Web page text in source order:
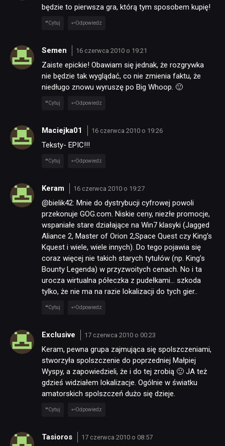
będzie to pierwsza gra, którą tym sposobem kupię!
Cytuj Odpowiedz
Semen 16 czerwca 2010 o 19:21
Zaiste epickie! Obawiam się jednak, że rozgrywka
nie będzie tak wyglądać, co nie zmienia faktu, że
niedługo znowu wyruszę po Big Whoop. 🙂
Cytuj Odpowiedz
Maciejka01 16 czerwca 2010 o 19:26
Teksty- EPIC!!!
Cytuj Odpowiedz
Keram 16 czerwca 2010 o 19:27
@bielik42: Mnie do dystrybucji cyfrowej powoli
przekonuje GOG.com. Niskie ceny, niezłe promocje,
wspaniałe stare działające na Win7 klasyki (Jagged
Aliance 2, Master of Orion 2,Space Quest czy King’s
Kquest i wiele, wiele innych). Do tego pojawia się
coraz więcej nie takich starych tytułów (np. King’s
Bounty Legenda) w przyzwoitych cenach. No i ta
urocza wirtualna półeczka z pudełkami… szkoda
tylko, że nie ma na razie lokalizacji do tych gier..
Cytuj Odpowiedz
Exclusive 17 czerwca 2010 o 00:23
Keram, pewna grupa zajmująca się spolszczeniami,
stworzyła spolszczenie do poprzedniej Małpiej
Wyspy, a zapowiedzieli, że i do tej zrobią 🙂 JA też
gdzieś widziałem lokalizacje. Ogólnie w światku
amatorskich spolszczeń dużo się dzieje.
Cytuj Odpowiedz
Tasioros 17 czerwca 2010 o 08:57